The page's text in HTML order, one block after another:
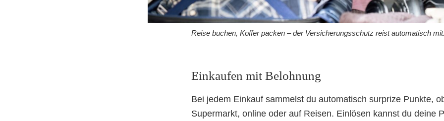
Reise buchen, Koffer packen – der Versicherungsschutz reist automatisch
Einkaufen mit Belohnung
Bei jedem Einkauf sammelst du automatisch surprize Punkte,
Supermarkt, online oder auf Reisen. Einlösen kannst du deine